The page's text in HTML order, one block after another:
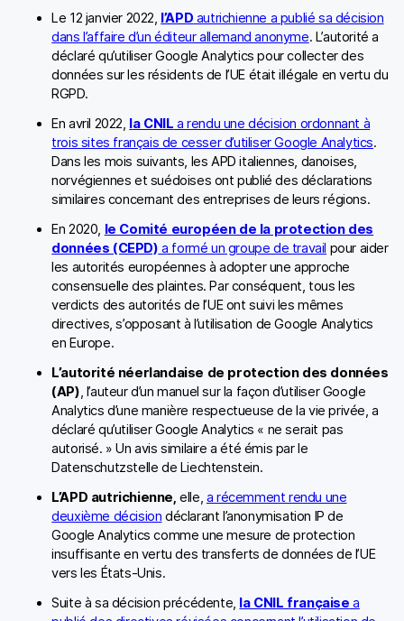
Le 12 janvier 2022, l’APD autrichienne a publié sa décision
dans l’affaire d’un éditeur allemand anonyme. L’autorité a
déclaré qu’utiliser Google Analytics pour collecter des
données sur les résidents de l’UE était illégale en vertu du
RGPD.
En avril 2022, la CNIL a rendu une décision ordonnant à
trois sites français de cesser d’utiliser Google Analytics.
Dans les mois suivants, les APD italiennes, danoises,
norvégiennes et suédoises ont publié des déclarations
similaires concernant des entreprises de leurs régions.
En 2020, le Comité européen de la protection des
données (CEPD) a formé un groupe de travail pour aider
les autorités européennes à adopter une approche
consensuelle des plaintes. Par conséquent, tous les
verdicts des autorités de l’UE ont suivi les mêmes
directives, s’opposant à l’utilisation de Google Analytics
en Europe.
L’autorité néerlandaise de protection des données
(AP) , l’auteur d’un manuel sur la façon d’utiliser Google
Analytics d’une manière respectueuse de la vie privée, a
déclaré qu’utiliser Google Analytics « ne serait pas
autorisé. » Un avis similaire a été émis par le
Datenschutzstelle de Liechtenstein.
L’APD autrichienne, elle, a récemment rendu une
deuxième décision déclarant l’anonymisation IP de
Google Analytics comme une mesure de protection
insuffisante en vertu des transferts de données de l’UE
vers les États-Unis.
Suite à sa décision précédente, la CNIL française a